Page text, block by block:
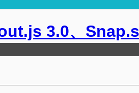
3.0、